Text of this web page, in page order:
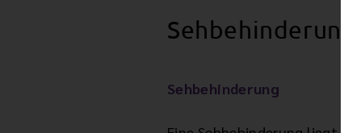
Sehbehinderung
Sehbehinderung